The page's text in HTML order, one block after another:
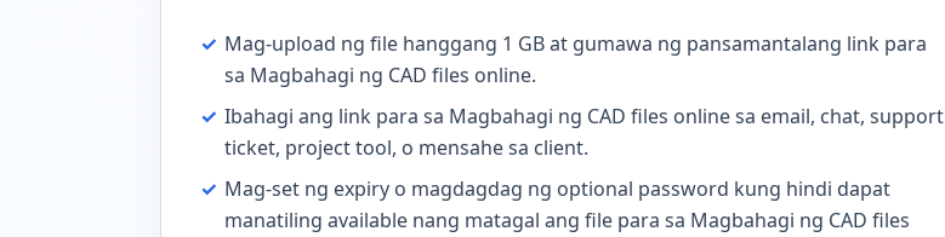
✓ Mag-upload ng file hanggang 1 GB at gumawa ng pansamantalang link para
sa Magbahagi ng CAD files online.
✓ Ibahagi ang link para sa Magbahagi ng CAD files online sa email, chat, support
ticket, project tool, o mensahe sa client.
✓ Mag-set ng expiry o magdagdag ng optional password kung hindi dapat
manatiling available nang matagal ang file para sa Magbahagi ng CAD files